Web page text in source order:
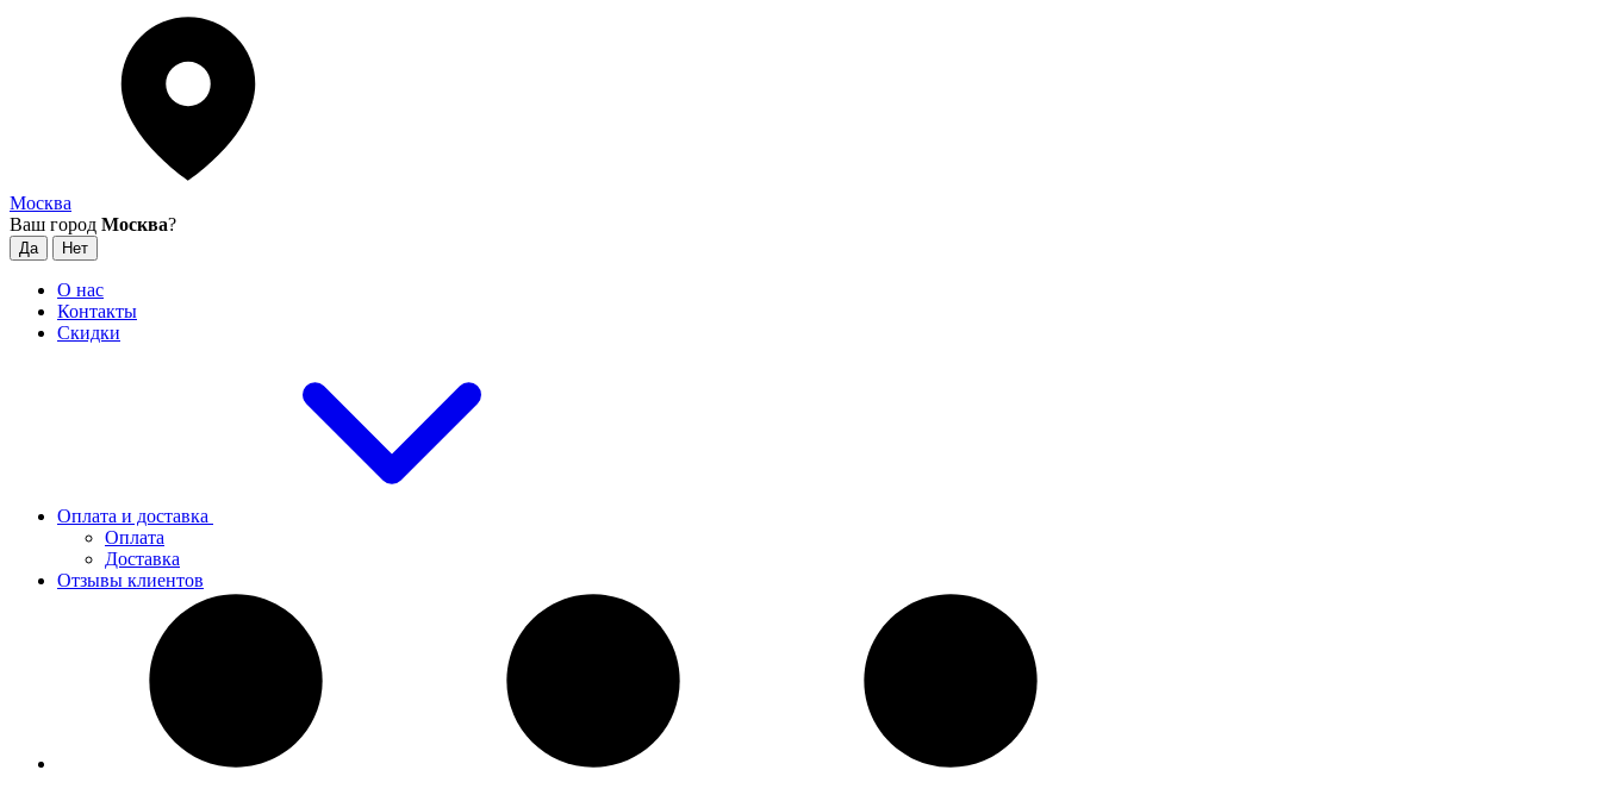
Москва
Ваш город Москва?
О нас
Контакты
Скидки
Оплата и доставка
Оплата
Доставка
Отзывы клиентов